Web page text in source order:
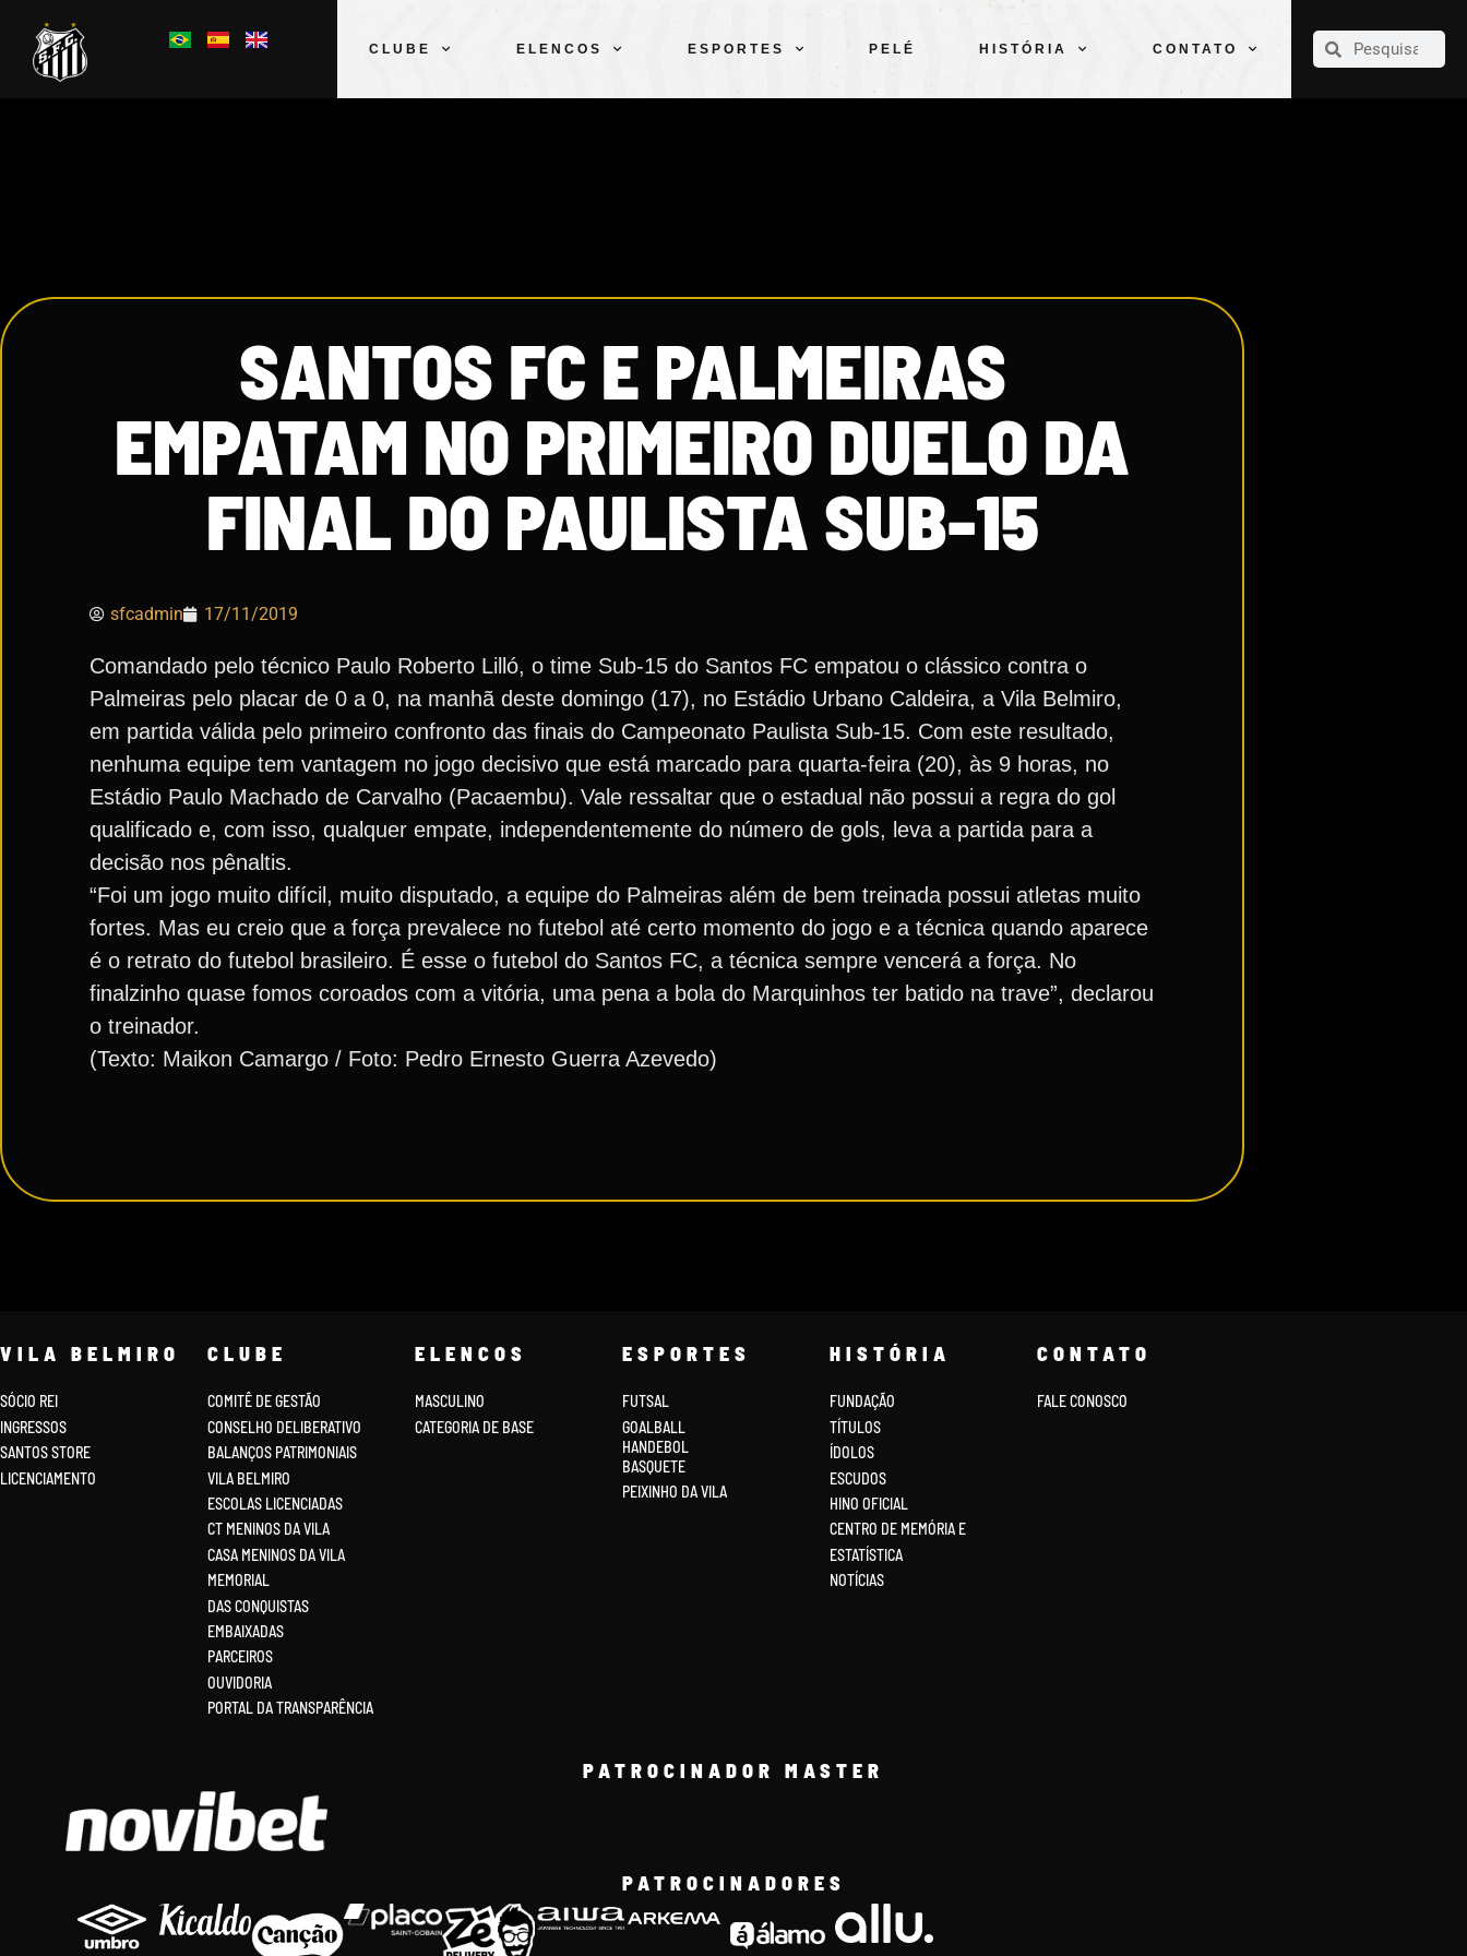
CLUBE ELENCOS ESPORTES PELÉ HISTÓRIA CONTATO
CLUBE
SANTOS FC E PALMEIRAS
EMPATAM NO PRIMEIRO DUELO DA
FINAL DO PAULISTA SUB-15
sfcadmin 17/11/2019
Comandado pelo técnico Paulo Roberto Lilló, o time Sub-15 do Santos FC empatou o clássico contra o
Palmeiras pelo placar de 0 a 0, na manhã deste domingo (17), no Estádio Urbano Caldeira, a Vila Belmiro,
em partida válida pelo primeiro confronto das finais do Campeonato Paulista Sub-15. Com este resultado,
nenhuma equipe tem vantagem no jogo decisivo que está marcado para quarta-feira (20), às 9 horas, no
Estádio Paulo Machado de Carvalho (Pacaembu). Vale ressaltar que o estadual não possui a regra do gol
qualificado e, com isso, qualquer empate, independentemente do número de gols, leva a partida para a
decisão nos pênaltis.
“Foi um jogo muito difícil, muito disputado, a equipe do Palmeiras além de bem treinada possui atletas muito
fortes. Mas eu creio que a força prevalece no futebol até certo momento do jogo e a técnica quando aparece
é o retrato do futebol brasileiro. É esse o futebol do Santos FC, a técnica sempre vencerá a força. No
finalzinho quase fomos coroados com a vitória, uma pena a bola do Marquinhos ter batido na trave”, declarou
o treinador.
(Texto: Maikon Camargo / Foto: Pedro Ernesto Guerra Azevedo)
VILA BELMIRO
SÓCIO REI
INGRESSOS
SANTOS STORE
LICENCIAMENTO
CLUBE
COMITÊ DE GESTÃO
CONSELHO DELIBERATIVO
BALANÇOS PATRIMONIAIS
VILA BELMIRO
ESCOLAS LICENCIADAS
CT MENINOS DA VILA
CASA MENINOS DA VILA
MEMORIAL
DAS CONQUISTAS
EMBAIXADAS
PARCEIROS
OUVIDORIA
PORTAL DA TRANSPARÊNCIA
ELENCOS
MASCULINO
CATEGORIA DE BASE
ESPORTES
FUTSAL
GOALBALL
HANDEBOL
BASQUETE
PEIXINHO DA VILA
HISTÓRIA
FUNDAÇÃO
TÍTULOS
ÍDOLOS
ESCUDOS
HINO OFICIAL
CENTRO DE MEMÓRIA E
ESTATÍSTICA
NOTÍCIAS
CONTATO
FALE CONOSCO
PATROCINADOR MASTER
PATROCINADORES